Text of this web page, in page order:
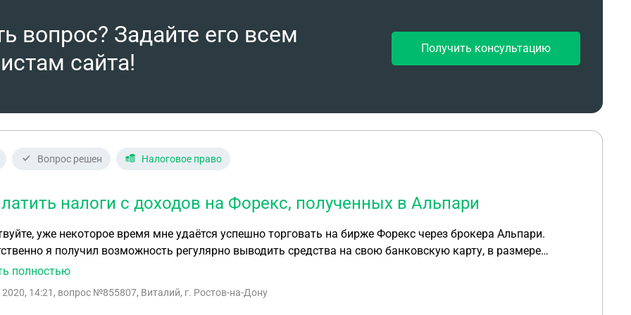
вопрос? Задайте его всем
сайта!
Получить консультацию
Вопрос решен Налоговое право
налоги с доходов на Форекс, полученных в Альпари
уже некоторое время мне удаётся успешно торговать на бирже Форекс через брокера Альпари.
я получил возможность регулярно выводить средства на свою банковскую карту, в размере
600 000 рублей в год. Я не пойму как мне выстроить свои отношения с налоговой.
лица, сейчас же какой-то там финмониторинг в деле Кроме того я ИП, думал может как-то могу это
полностью
14:21 , вопрос №855807, Виталий, г. Ростов-на-Дону